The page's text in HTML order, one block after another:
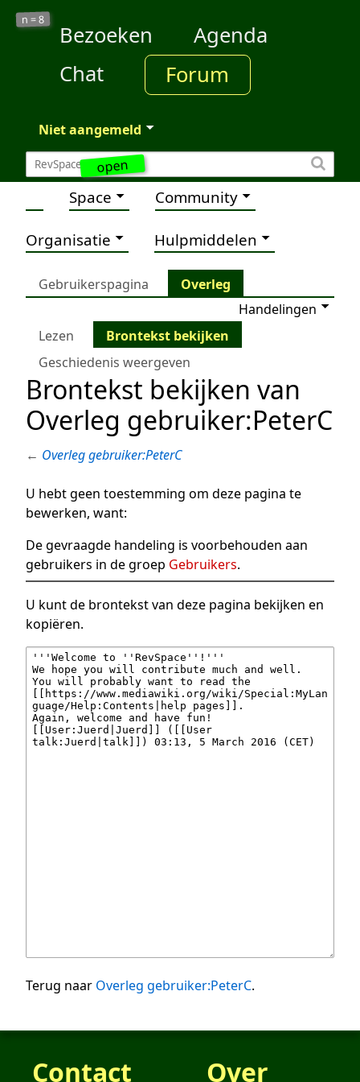
open
n =8
Bezoeken
Agenda
Chat
Forum
Niet aangemeld
Space Community
Organisatie Hulpmiddelen
Gebruikerspagina
Overleg
Handelingen
Lezen
Brontekst bekijken
Geschiedenis weergeven
Brontekst bekijken van
Overleg gebruiker:PeterC
← Overleg gebruiker:PeterC
U hebt geen toestemming om deze pagina te
bewerken, want:
De gevraagde handeling is voorbehouden aan
gebruikers in de groep Gebruikers.
U kunt de brontekst van deze pagina bekijken en
kopiëren.
Terug naar Overleg gebruiker:PeterC.
Contact Over